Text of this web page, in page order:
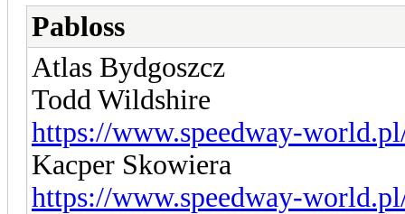
Pabloss
Atlas Bydgoszcz
Todd Wildshire
https://www.speedway-
Kacper Skowiera
https://www.speedway-